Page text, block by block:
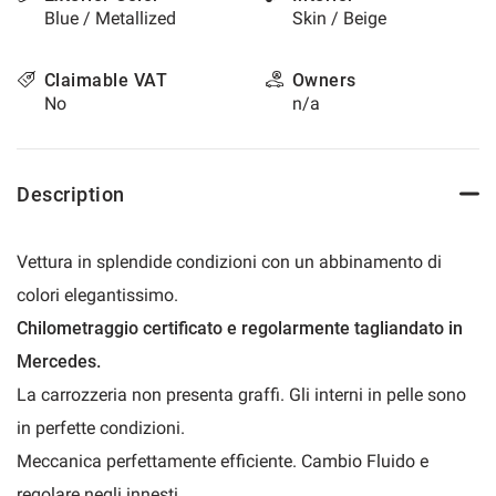
Blue / Metallized
Skin / Beige
Claimable VAT
No
Owners
n/a
Description
Vettura in splendide condizioni con un abbinamento di
colori elegantissimo.
Chilometraggio certificato e regolarmente tagliandato in
Mercedes.
La carrozzeria non presenta graffi. Gli interni in pelle sono
in perfette condizioni.
Meccanica perfettamente efficiente. Cambio Fluido e
please
the
cookie
You
review
your
choices
at
any
time.